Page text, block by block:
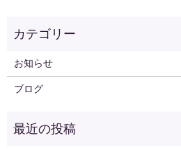
お知らせ
ブログ